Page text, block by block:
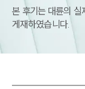
본 후기는 대륜의 실
게재하였습니다.